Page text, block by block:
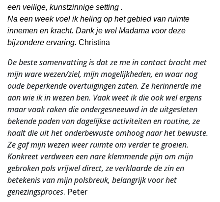
een veilige, kunstzinnige setting .
Na een week voel ik heling op het gebied van ruimte
innemen en kracht. Dank je wel Madama voor deze
bijzondere ervaring. Christina
De beste samenvatting is dat ze me in contact bracht met
mijn ware wezen/ziel, mijn mogelijkheden, en waar nog
oude beperkende overtuigingen zaten. Ze herinnerde me
aan wie ik in wezen ben. Vaak weet ik die ook wel ergens
maar vaak raken die ondergesneeuwd in de uitgesleten
bekende paden van dagelijkse activiteiten en routine, ze
haalt die uit het onderbewuste omhoog naar het bewuste.
Ze gaf mijn wezen weer ruimte om verder te groeien.
Konkreet verdween een nare klemmende pijn om mijn
gebroken pols vrijwel direct, ze verklaarde de zin en
betekenis van mijn polsbreuk, belangrijk voor het
genezingsproces. Peter